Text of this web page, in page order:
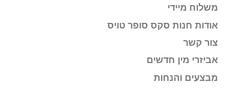
משלוח מיידי
אודות חנות סקס סופר טויס
צור קשר
אביזרי מין חדשים
מבצעים והנחות